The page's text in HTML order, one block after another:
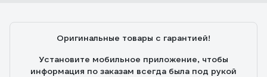
Оригинальные товары с гарантией!
Установите мобильное приложение, чтобы
информация по заказам всегда была под рукой